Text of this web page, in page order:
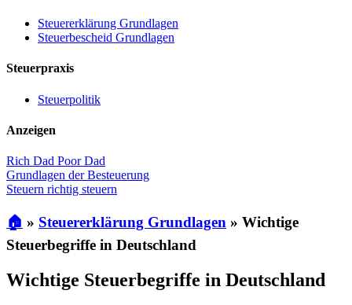
Steuererklärung Grundlagen
Steuerbescheid Grundlagen
Steuerpraxis
Steuerpolitik
Anzeigen
Rich Dad Poor Dad
Grundlagen der Besteuerung
Steuern richtig steuern
🏠 » Steuererklärung Grundlagen » Wichtige
Steuerbegriffe in Deutschland
Wichtige Steuerbegriffe in Deutschland